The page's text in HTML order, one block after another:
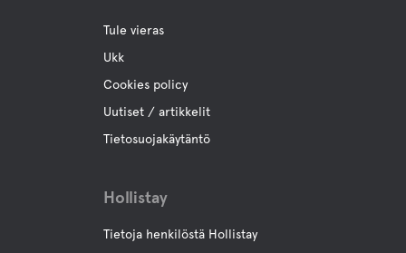
Tule vieras
Ukk
Cookies policy
Uutiset / artikkelit
Tietosuojakäytäntö
Hollistay
Tietoja henkilöstä Hollistay